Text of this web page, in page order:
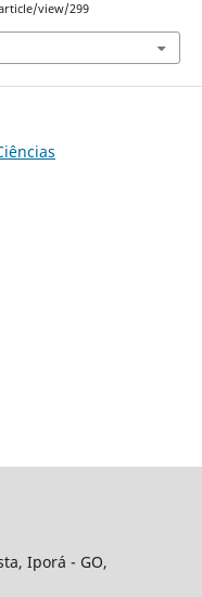
view/299
Iporá - GO,